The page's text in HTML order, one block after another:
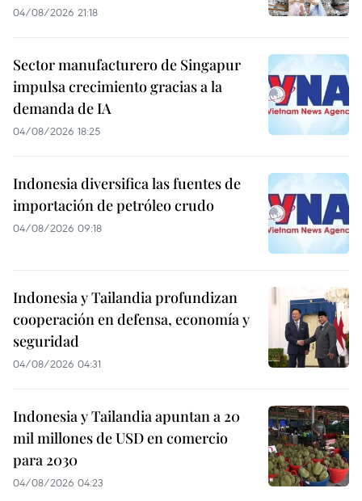
04/08/2026 21:18
Sector manufacturero de Singapur
impulsa crecimiento gracias a la
demanda de IA
04/08/2026 18:25
Indonesia diversifica las fuentes de
importación de petróleo crudo
04/08/2026 09:18
Indonesia y Tailandia profundizan
cooperación en defensa, economía y
seguridad
04/08/2026 04:31
Indonesia y Tailandia apuntan a 20
mil millones de USD en comercio
para 2030
04/08/2026 04:23